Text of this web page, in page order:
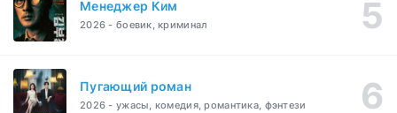
Менеджер Ким
2026 - боевик, криминал
Пугающий роман
2026 - ужасы, комедия, романтика, фэнтези